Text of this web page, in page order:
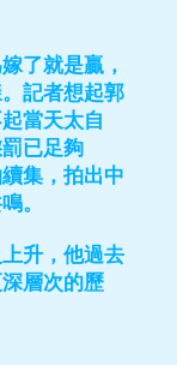
了就是贏，
記者想起郭
當天太自
已足夠
集，拍出中
。
升，他過去
層次的歷